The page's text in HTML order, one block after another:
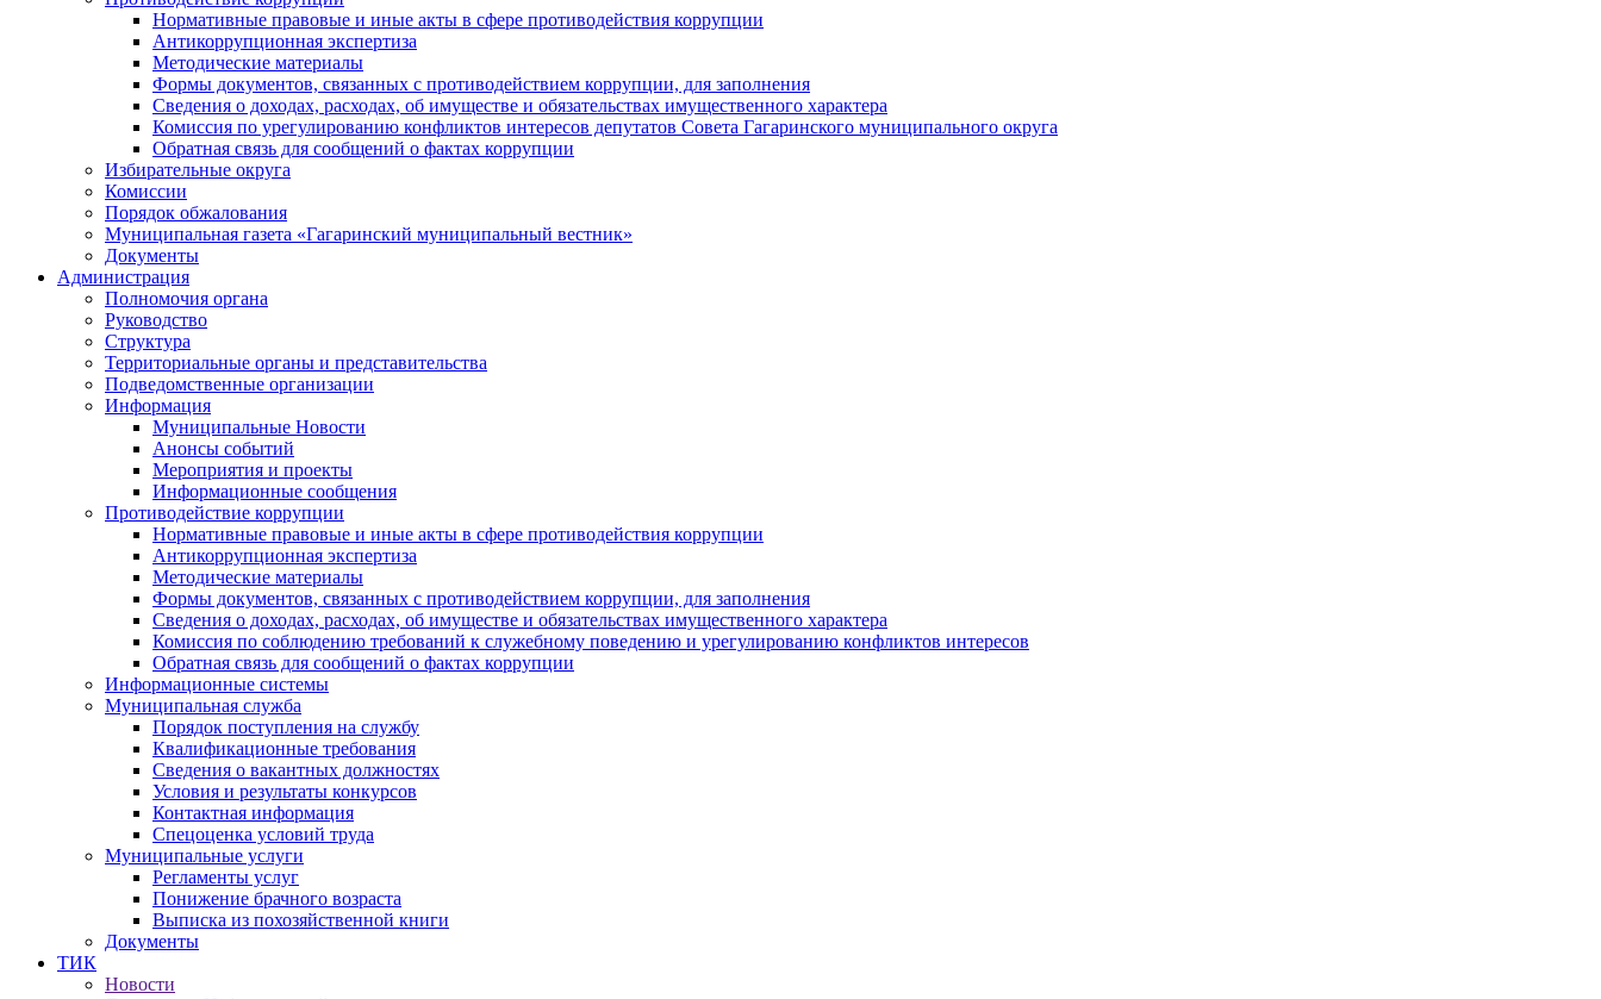
Нормативные правовые и иные акты в сфере противодействия коррупции
Антикоррупционная экспертиза
Методические материалы
Формы документов, связанных с противодействием коррупции, для заполнения
Сведения о доходах, расходах, об имуществе и обязательствах имущественного характера
Комиссия по урегулированию конфликтов интересов депутатов Совета Гагаринского муниципального округа
Обратная связь для сообщений о фактах коррупции
Избирательные округа
Комиссии
Порядок обжалования
Муниципальная газета «Гагаринский муниципальный вестник»
Документы
Администрация
Полномочия органа
Руководство
Структура
Территориальные органы и представительства
Подведомственные организации
Информация
Муниципальные Новости
Анонсы событий
Мероприятия и проекты
Информационные сообщения
Противодействие коррупции
Нормативные правовые и иные акты в сфере противодействия коррупции
Антикоррупционная экспертиза
Методические материалы
Формы документов, связанных с противодействием коррупции, для заполнения
Сведения о доходах, расходах, об имуществе и обязательствах имущественного характера
Комиссия по соблюдению требований к служебному поведению и урегулированию конфликтов интересов
Обратная связь для сообщений о фактах коррупции
Информационные системы
Муниципальная служба
Порядок поступления на службу
Квалификационные требования
Сведения о вакантных должностях
Условия и результаты конкурсов
Контактная информация
Спецоценка условий труда
Муниципальные услуги
Регламенты услуг
Понижение брачного возраста
Выписка из похозяйственной книги
Документы
ТИК
Новости